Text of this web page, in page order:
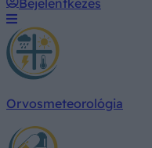
Bejelentkezés
Orvosmeteorológia